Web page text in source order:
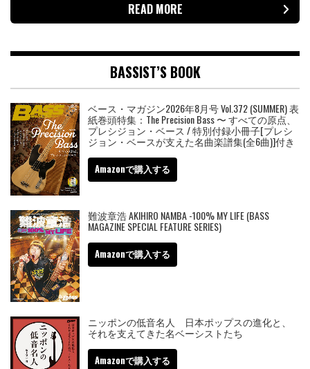
READ MORE
BASSIST’S BOOK
ベース・マガジン2026年8月号 Vol.372 (SUMMER) 表
紙巻頭特集：The Precision Bass 〜 すべての原点、
プレシジョン・ベース / 特別付録小冊子[プレシ
ジョン・ベースが支えた名曲楽譜集(全6曲)]付き
Amazonで購入する
難波章浩 AKIHIRO NAMBA -100% MY LIFE (BASS
MAGAZINE SPECIAL FEATURE SERIES)
Amazonで購入する
ニッポンの低音名人 日本ポップスの進化と、
それを支えてきた名ベーシストたち
Amazonで購入する